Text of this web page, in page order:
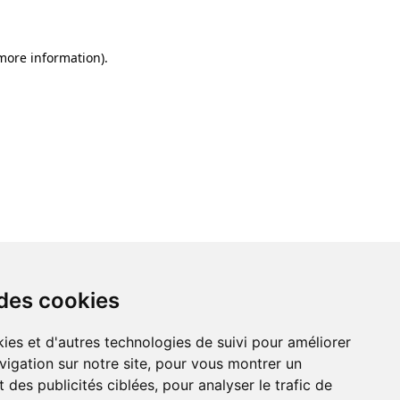
cookies
et d'autres technologies de suivi pour améliorer
sur notre site, pour vous montrer un
des publicités ciblées, pour analyser le trafic de
information).